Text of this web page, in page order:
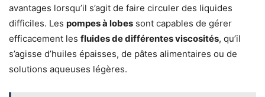
avantages lorsqu’il s’agit de faire circuler des liquides
difficiles. Les pompes à lobes sont capables de gérer
efficacement les fluides de différentes viscosités, qu’il
s’agisse d’huiles épaisses, de pâtes alimentaires ou de
solutions aqueuses légères.